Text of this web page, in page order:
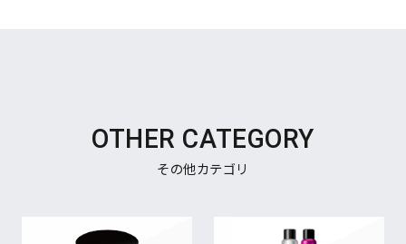
OTHER CATEGORY
その他カテゴリ